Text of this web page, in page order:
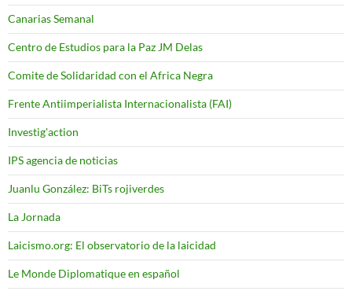
Canarias Semanal
Centro de Estudios para la Paz JM Delas
Comite de Solidaridad con el Africa Negra
Frente Antiimperialista Internacionalista (FAI)
Investig'action
IPS agencia de noticias
Juanlu González: BiTs rojiverdes
La Jornada
Laicismo.org: El observatorio de la laicidad
Le Monde Diplomatique en español